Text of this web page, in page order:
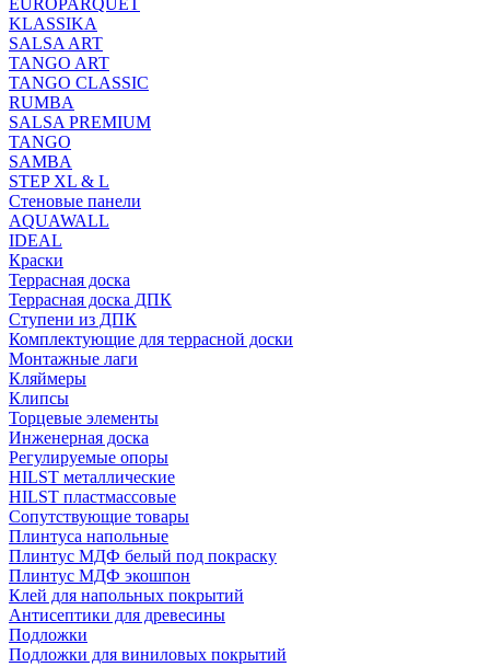
EUROPARQUET
KLASSIKA
SALSA ART
TANGO ART
TANGO CLASSIC
RUMBA
SALSA PREMIUM
TANGO
SAMBA
STEP XL & L
Стеновые панели
AQUAWALL
IDEAL
Краски
Террасная доска
Террасная доска ДПК
Ступени из ДПК
Комплектующие для террасной доски
Монтажные лаги
Кляймеры
Клипсы
Торцевые элементы
Инженерная доска
Регулируемые опоры
HILST металлические
HILST пластмассовые
Сопутствующие товары
Плинтуса напольные
Плинтус МДФ белый под покраску
Плинтус МДФ экошпон
Клей для напольных покрытий
Антисептики для древесины
Подложки
Подложки для виниловых покрытий